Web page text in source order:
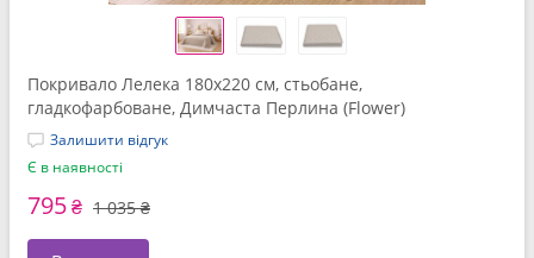
Покривало Лелека 180x220 см, стьобане,
гладкофарбоване, Димчаста Перлина (Flower)
Залишити відгук
Є в наявності
795₴ 1 035 ₴